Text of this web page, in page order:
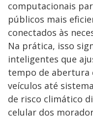
computacionais
públicos mais
conectados às
Na prática, isso
inteligentes que
tempo de abertura
veículos até
de risco climático
celular dos